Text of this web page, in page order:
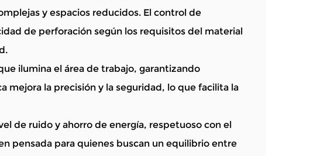
y espacios reducidos. El control de
de perforación según los requisitos del material
ilumina el área de trabajo, garantizando
mejora la precisión y la seguridad, lo que facilita la
de ruido y ahorro de energía, respetuoso con el
pensada para quienes buscan un equilibrio entre